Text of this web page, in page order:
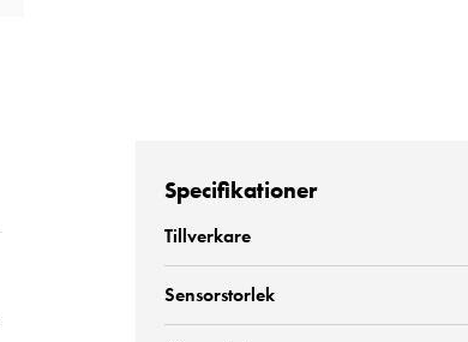
Specifikationer
Tillverkare
Sensorstorlek